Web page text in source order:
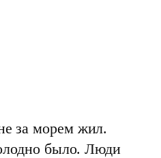
за морем жил.
было. Люди